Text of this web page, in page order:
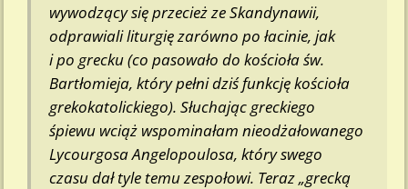
wywodzący się przecież ze Skandynawii,
odprawiali liturgię zarówno po łacinie, jak
i po grecku (co pasowało do kościoła św.
Bartłomieja, który pełni dziś funkcję kościoła
grekokatolickiego). Słuchając greckiego
śpiewu wciąż wspominałam nieodżałowanego
Lycourgosa Angelopoulosa, który swego
czasu dał tyle temu zespołowi. Teraz „grecką